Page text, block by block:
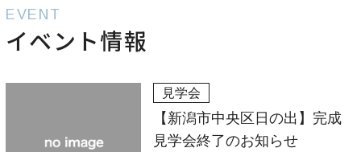
EVENT
イベント情報
見学会
【新潟市中央区日の出】完成
見学会終了のお知らせ